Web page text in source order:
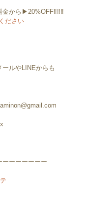
金から▶︎20%OFF‼️‼️‼️
ださい
ールやLINEからも
ーーーーーーー